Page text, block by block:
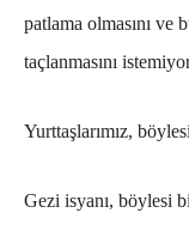
patlama olmasını ve
taçlanmasını
Yurttaşlarımız,
Gezi isyanı, böylesi